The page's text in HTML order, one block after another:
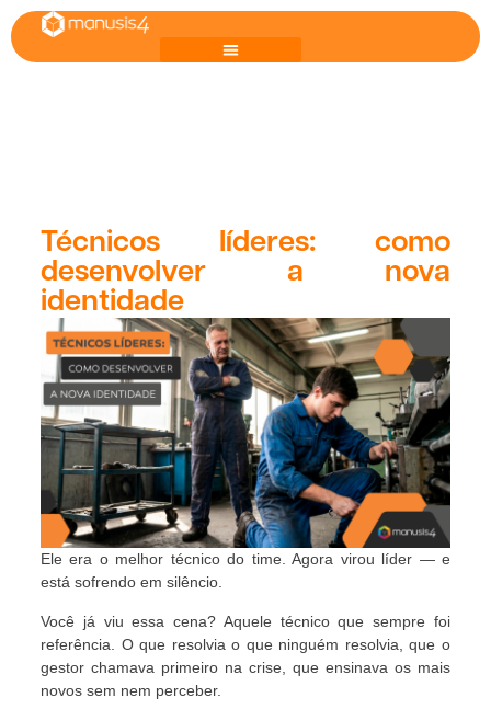
Técnicos líderes: como
desenvolver a nova
identidade
Ele era o melhor técnico do time. Agora virou líder — e
está sofrendo em silêncio.
Você já viu essa cena? Aquele técnico que sempre foi
referência. O que resolvia o que ninguém resolvia, que o
gestor chamava primeiro na crise, que ensinava os mais
novos sem nem perceber.